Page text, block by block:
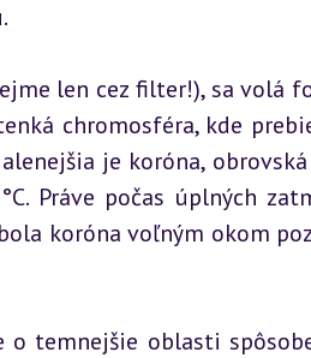
len cez filter!), sa volá
chromosféra, kde
je koróna,
Práve počas úplných
koróna voľným okom
o temnejšie oblasti